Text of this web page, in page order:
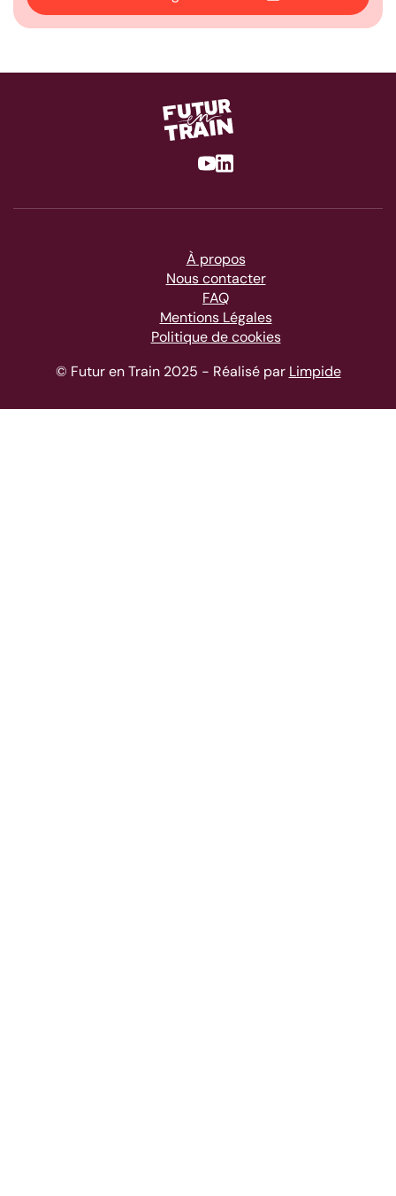
Youtube
Linkedin
À propos
Nous contacter
FAQ
Mentions Légales
Politique de cookies
© Futur en Train 2025 - Réalisé par Limpide